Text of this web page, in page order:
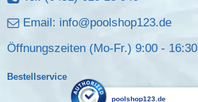
Email: info@poolshop123.de
Öffnungszeiten (Mo-Fr.) 9:00 - 16:30
Bestellservice